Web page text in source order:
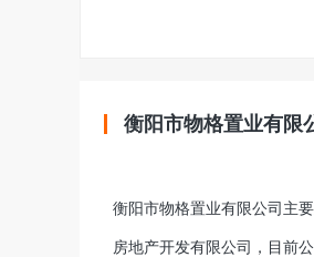
衡阳市物格置业有限
衡阳市物格置业有限公司主
房地产开发有限公司，目前